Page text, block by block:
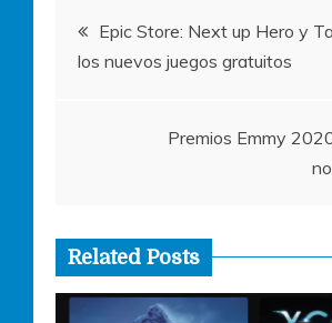
k
Navegación
entradas
Epic Store: Next up Hero y
los nuevos juegos gratuitos
Premios Emmy
Related Posts